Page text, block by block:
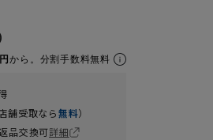
から。分割手数料無料
舗受取なら無料）
品交換可詳細